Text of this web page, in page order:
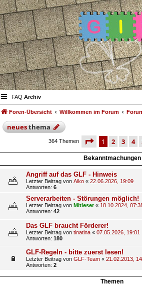
FAQ Archiv
Foren-Übersicht Willkommen im Forum
neuesthema
364 Themen seite 1 von 8
1 2 3 4
Bekanntmachungen
Angriff auf das GLF - Hinweis
Letzter Beitrag von Aiko « 22.06.2026, 19:09
Antworten: 6
Serverarbeiten - Störungen möglich!
Letzter Beitrag von Mitleser« 18.10.2024,
Antworten: 42
Das GLF braucht Förderer!
Letzter Beitrag von tinatina « 07.05.2026, 19:01
Antworten: 180
GLF-Regeln - bitte zuerst lesen!
Letzter Beitrag von GLF-Team « 21.02.2013,
Antworten: 2
Themen